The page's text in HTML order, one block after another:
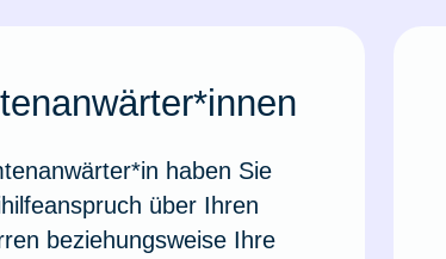
haben Sie
über Ihren
beziehungsweise Ihre